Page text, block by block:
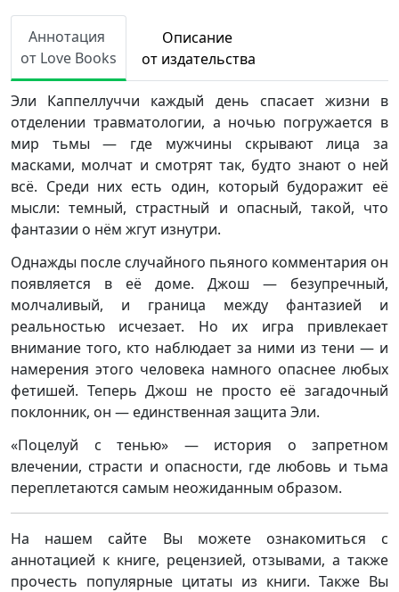
Аннотация
от Love Books
Описание
от издательства
Эли Каппеллуччи каждый день спасает жизни в
отделении травматологии, а ночью погружается в
мир тьмы — где мужчины скрывают лица за
масками, молчат и смотрят так, будто знают о ней
всё. Среди них есть один, который будоражит её
мысли: темный, страстный и опасный, такой, что
фантазии о нём жгут изнутри.
Однажды после случайного пьяного комментария он
появляется в её доме. Джош — безупречный,
молчаливый, и граница между фантазией и
реальностью исчезает. Но их игра привлекает
внимание того, кто наблюдает за ними из тени — и
намерения этого человека намного опаснее любых
фетишей. Теперь Джош не просто её загадочный
поклонник, он — единственная защита Эли.
«Поцелуй с тенью» — история о запретном
влечении, страсти и опасности, где любовь и тьма
переплетаются самым неожиданным образом.
На нашем сайте Вы можете ознакомиться с
аннотацией к книге, рецензией, отзывами, а также
прочесть популярные цитаты из книги. Также Вы